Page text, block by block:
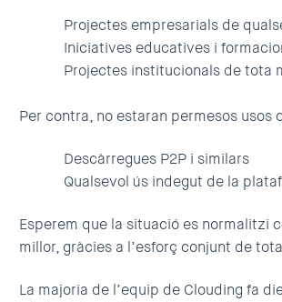
Projectes empresarials de
Iniciatives educatives i
Projectes institucionals de tota
Per contra, no estaran permesos usos
Descàrregues P2P i similars
Qualsevol ús indegut de la
Esperem que la situació es normalitzi
millor, gràcies a l’esforç conjunt de
La majoria de l’equip de Clouding fa